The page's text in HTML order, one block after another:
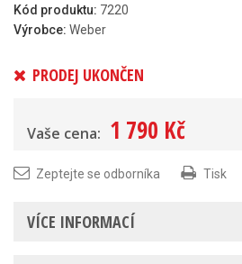
Kód produktu: 7220
Výrobce: Weber
PRODEJ UKONČEN
Vaše cena: 1 790 Kč
Zeptejte se odborníka Tisk
VÍCE INFORMACÍ